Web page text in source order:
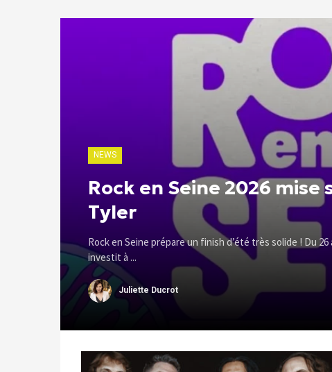
NEWS
Rock en Seine 2026 mise
Tyler
Rock en Seine prépare un finish d’été très solide ! Du
investit à ...
Juliette Ducrot